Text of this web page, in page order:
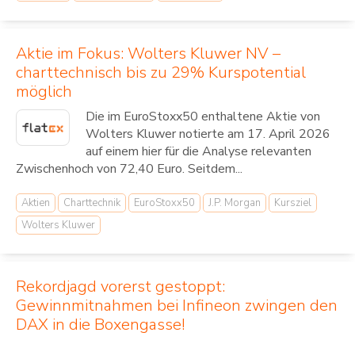
Aktie im Fokus: Wolters Kluwer NV –
charttechnisch bis zu 29% Kurspotential
möglich
Die im EuroStoxx50 enthaltene Aktie von
Wolters Kluwer notierte am 17. April 2026
auf einem hier für die Analyse relevanten
Zwischenhoch von 72,40 Euro. Seitdem...
Aktien Charttechnik EuroStoxx50 J.P. Morgan
Kursziel
Wolters Kluwer
Rekordjagd vorerst gestoppt:
Gewinnmitnahmen bei Infineon zwingen den
DAX in die Boxengasse!